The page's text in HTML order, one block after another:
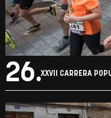
26.XXVII CARRERA